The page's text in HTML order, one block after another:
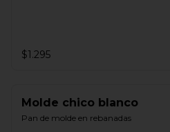
$1.295
Molde chico blanco
Pan de molde en rebanadas